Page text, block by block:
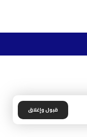
قبول وإغلاق